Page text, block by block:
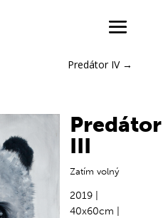
Predátor IV →
Predátor
III
Zatím volný
2019 |
40x60cm |